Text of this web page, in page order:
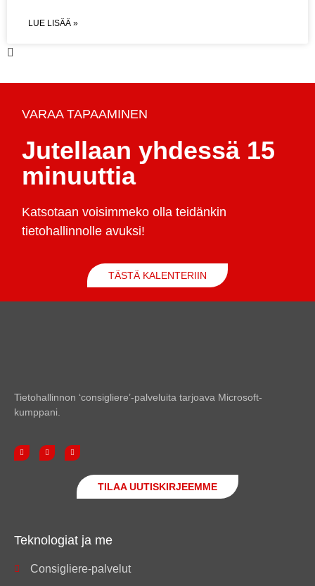
LUE LISÄÄ »
VARAA TAPAAMINEN
Jutellaan yhdessä 15
minuuttia
Katsotaan voisimmeko olla teidänkin
tietohallinnolle avuksi!
TÄSTÄ KALENTERIIN
Tietohallinnon ‘consigliere’-palveluita tarjoava Microsoft-
kumppani.
TILAA UUTISKIRJEEMME
Teknologiat ja me
Consigliere-palvelut